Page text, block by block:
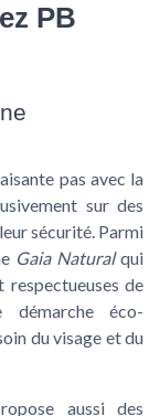
PB
pas avec la
sur des
sécurité. Parmi
Gaia Naturalqui
de
démarche éco-
du visage et du
aussi des